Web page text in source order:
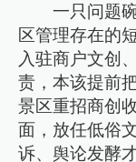
一只问题
区管理存在的
入驻商户文创
责，本该提前
景区重招商创
面，放任低俗
诉、舆论发酵